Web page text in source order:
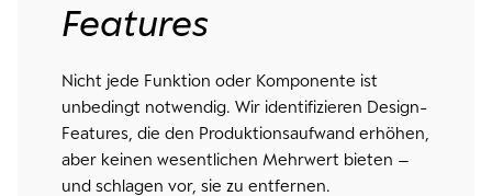
Features
Nicht jede Funktion oder Komponente ist
unbedingt notwendig. Wir identifizieren Design-
Features, die den Produktionsaufwand erhöhen,
aber keinen wesentlichen Mehrwert bieten –
und schlagen vor, sie zu entfernen.